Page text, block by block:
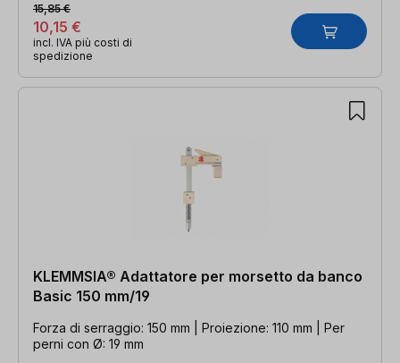
10,15 €
15,85 €
incl. IVA più costi di
spedizione
KLEMMSIA® Adattatore per morsetto da banco
Basic 150 mm/19
Forza di serraggio: 150 mm | Proiezione: 110 mm | Per
perni con Ø: 19 mm